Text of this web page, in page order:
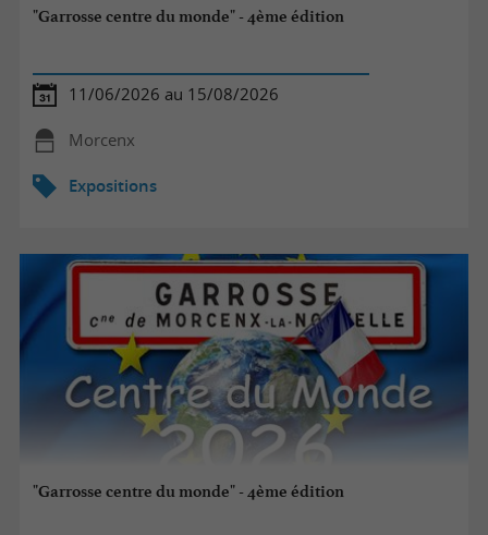
"Garrosse centre du monde" - 4ème édition
11/06/2026 au 15/08/2026
Morcenx
Expositions
"Garrosse centre du monde" - 4ème édition